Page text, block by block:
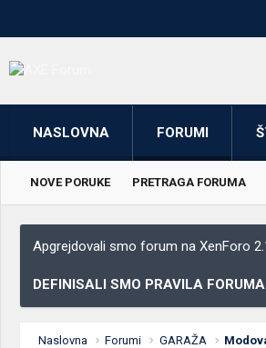
NASLOVNA FORUMI
NOVE PORUKE PRETRAGA FORUMA
Apgrejdovali smo forum na XenForo
DEFINISALI SMO PRAVILA
Naslovna Forumi GARAŽA